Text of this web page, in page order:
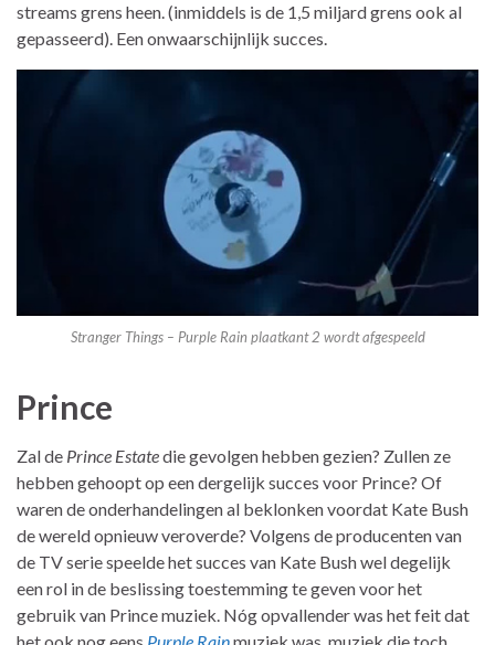
streams grens heen. (inmiddels is de 1,5 miljard grens ook al
gepasseerd). Een onwaarschijnlijk succes.
Stranger Things – Purple Rain plaatkant 2 wordt afgespeeld
Prince
Zal de Prince Estatedie gevolgen hebben gezien? Zullen ze
hebben gehoopt op een dergelijk succes voor Prince? Of
waren de onderhandelingen al beklonken voordat Kate Bush
de wereld opnieuw veroverde? Volgens de producenten van
de TV serie speelde het succes van Kate Bush wel degelijk
een rol in de beslissing toestemming te geven voor het
gebruik van Prince muziek. Nóg opvallender was het feit dat